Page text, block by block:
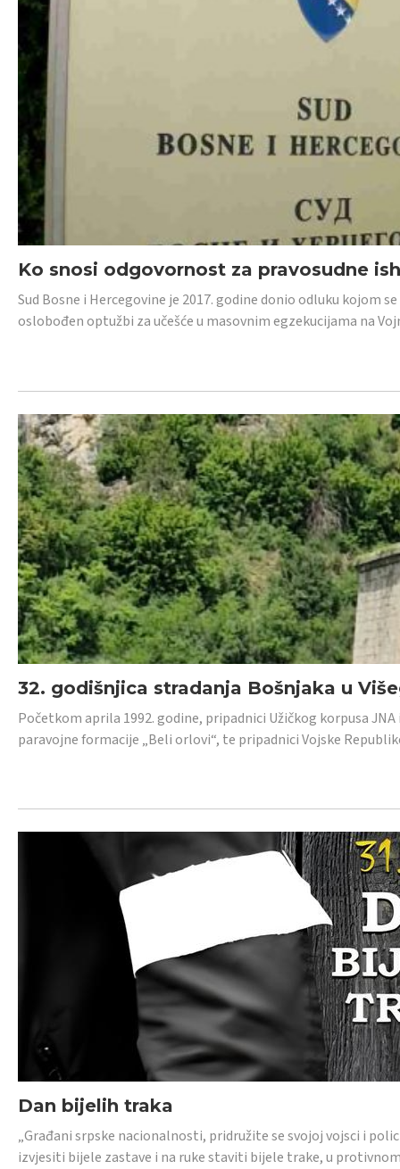
Ko snosi odgovornost za pravosudne
Sud Bosne i Hercegovine je 2017. godine donio odluku kojom
oslobođen optužbi za učešće u masovnim egzekucijama na
32. godišnjica stradanja Bošnjaka u
Početkom aprila 1992. godine, pripadnici Užičkog korpusa
paravojne formacije „Beli orlovi“, te pripadnici Vojske
Dan bijelih traka
„Građani srpske nacionalnosti, pridružite se svojoj vojsci i
izvjesiti bijele zastave i na ruke staviti bijele trake, u